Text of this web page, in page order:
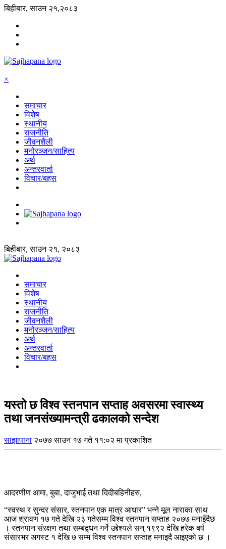
बिहीबार, साउन २१,२०८३
×
समाचार
विशेष
स्थानीय
राजनीति
जीवनशैली
मनोरञ्जन/साहित्य
अर्थ
अन्तरवार्ता
विचार/बहस
बिहीबार, साउन २१, २०८३
समाचार
विशेष
स्थानीय
राजनीति
जीवनशैली
मनोरञ्जन/साहित्य
अर्थ
अन्तरवार्ता
विचार/बहस
यस्तो छ विश्व स्तनपान सप्ताह अवसरमा स्वास्थ्य
तथा जनसंख्यामन्त्री ढकालको सन्देश
साझापाना २०७७ साउन १७ गते ११:०२ मा प्रकाशित
आदरणीण आमा, बुबा, दाजुभाई तथा दिदीबहिनीहरु,
“स्वस्थ र सुन्दर संसार, स्तनपान एक मात्र आधार” भन्ने मूल नाराका साथ
आज श्रावण १७ गते देखि २३ गतेसम्म विश्व स्तनपान सप्ताह २०७७ मनाइँदैछ
। स्तनपान संरक्षण तथा सम्बद्र्धन गर्ने उद्देश्यले सन् १९९२ देखि हरेक बर्ष
संसारभर अगस्ट १ देखि ७ सम्म विश्व स्तनपान सप्ताह मनाइदै आइएको छ ।